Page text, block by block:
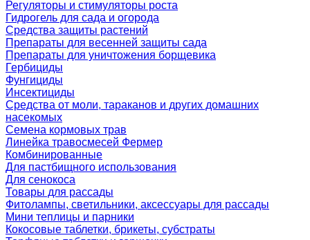
Регуляторы и стимуляторы роста
Гидрогель для сада и огорода
Средства защиты растений
Препараты для весенней защиты сада
Препараты для уничтожения борщевика
Гербициды
Фунгициды
Инсектициды
Средства от моли, тараканов и других домашних
насекомых
Семена кормовых трав
Линейка травосмесей Фермер
Комбинированные
Для пастбищного использования
Для сенокоса
Товары для рассады
Фитолампы, светильники, аксессуары для рассады
Мини теплицы и парники
Кокосовые таблетки, брикеты, субстраты